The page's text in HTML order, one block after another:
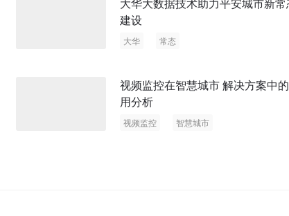
建设
大华 常态
视频监控在智慧城市 解决方案中
用分析
视频监控 智慧城市